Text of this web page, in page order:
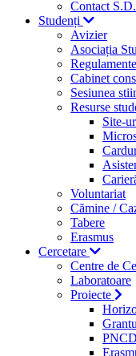
Contact
Studenți
Avizier
Asociația
Regulamente
Cabinet
Sesiunea
Resurse
Site-
Voluntariat
Cămine /
Tabere
Erasmus
Cercetare
Centre de
Laboratoare
Proiecte